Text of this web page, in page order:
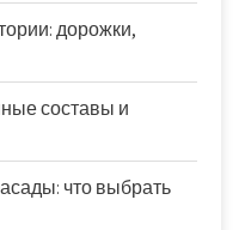
дорожки,
составы и
что выбрать